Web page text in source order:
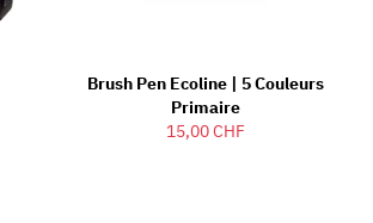
Brush Pen Ecoline | 5 Couleurs
Primaire
15,00 CHF